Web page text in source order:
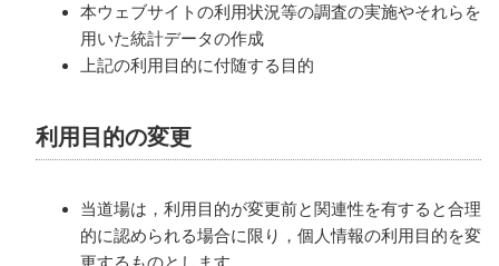
本ウェブサイトの利用状況等の調査の実施やそれらを
用いた統計データの作成
上記の利用目的に付随する目的
利用目的の変更
当道場は，利用目的が変更前と関連性を有すると合理
的に認められる場合に限り，個人情報の利用目的を変
更するものとします。